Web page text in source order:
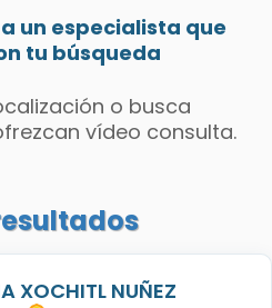
un especialista que
tu búsqueda
o busca
vídeo consulta.
XOCHITL NUÑEZ